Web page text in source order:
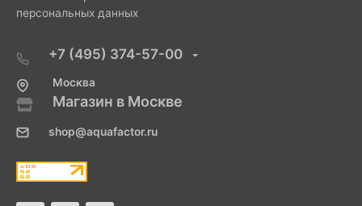
персональных данных
+7 (495) 374-57-00
Москва
Магазин в Москве
shop@aquafactor.ru